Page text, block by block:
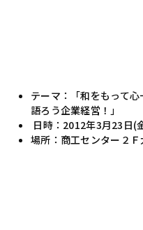
テーマ：「和をもって
語ろう企業経営！」
日時：2012年3月23日
場所：商工センター２